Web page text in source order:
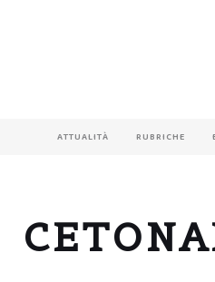
ATTUALITÀ RUBRICHE